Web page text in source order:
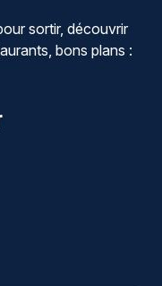
sortir, découvrir
bons plans :